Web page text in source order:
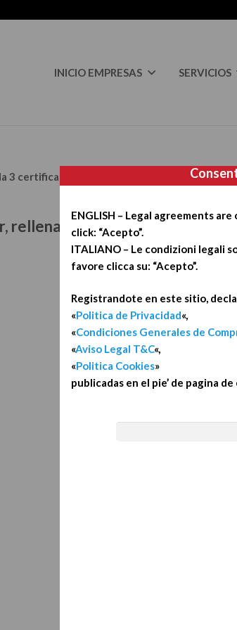
INICIO EMPRESAS SERVICIOS
3 certificaciones. Pruébalo gratis.
rellena los datos de registro.
Nombre*
ENGLISH – Legal agreements
click: “Acepto”.
ITALIANO – Le condizioni legali
favore clicca su: “Acepto”.
Registrandote en este sitio,
«Politica de Privacidad«,
«Condiciones Generales de
«Aviso Legal T&C«,
«Politica Cookies»
publicadas en el pie’ de pagina